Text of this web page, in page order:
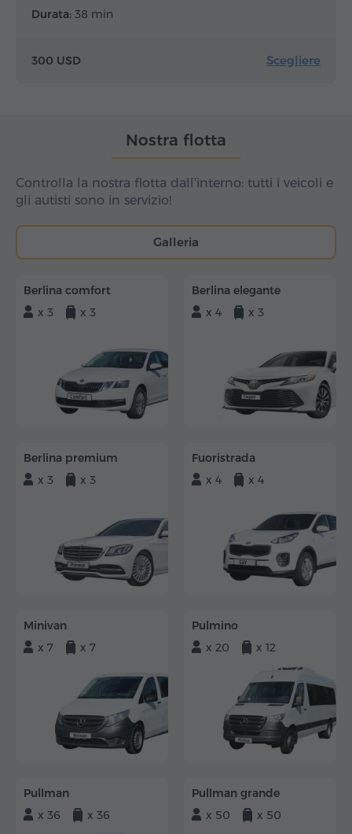
Durata: 38 min
300 USD Scegliere
Nostra flotta
Controlla la nostra flotta dall'interno: tutti i veicoli e
gli autisti sono in servizio!
Galleria
Berlina comfort
x 3
x 3
Berlina elegante
x 4
x 3
Berlina premium
x 3
x 3
Fuoristrada
x 4
x 4
Minivan
x 7
x 7
Pulmino
x 20
x 12
Pullman
x 36
x 36
Pullman grande
x 50
x 50